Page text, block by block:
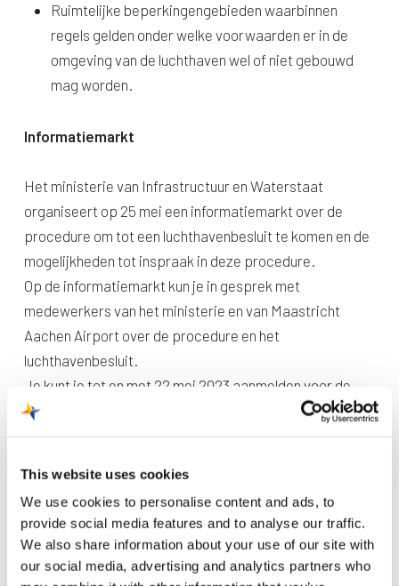
This website uses cookies
We use cookies to personalise content and ads, to
provide social media features and to analyse our traffic.
We also share information about your use of our site with
our social media, advertising and analytics partners who
Ruimtelijke beperkingengebieden waarbinnen
regels gelden onder welke voorwaarden er in de
omgeving van de luchthaven wel of niet gebouwd
mag worden.
Informatiemarkt
Het ministerie van Infrastructuur en Waterstaat
organiseert op 25 mei een informatiemarkt over de
procedure om tot een luchthavenbesluit te komen en de
mogelijkheden tot inspraak in deze procedure.
Op de informatiemarkt kun je in gesprek met
medewerkers van het ministerie en van Maastricht
Aachen Airport over de procedure en het
luchthavenbesluit.
Je kunt je tot en met 22 mei 2023 aanmelden voor de
informatiemarkt door een mail te sturen naar:
regionaleluchthavens@minienw.nl.
Wanneer: 25 mei van 19.00 uur tot 21.00 uur
Locatie: Grand Café Travelicious (passagiersterminal
van Maastricht Aachen Airport, Vliegveldweg 90)
Parkeren: P1 (gratis voor bezoekers van de